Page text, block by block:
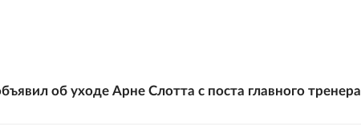
об уходе Арне Слотта с поста главного тренера